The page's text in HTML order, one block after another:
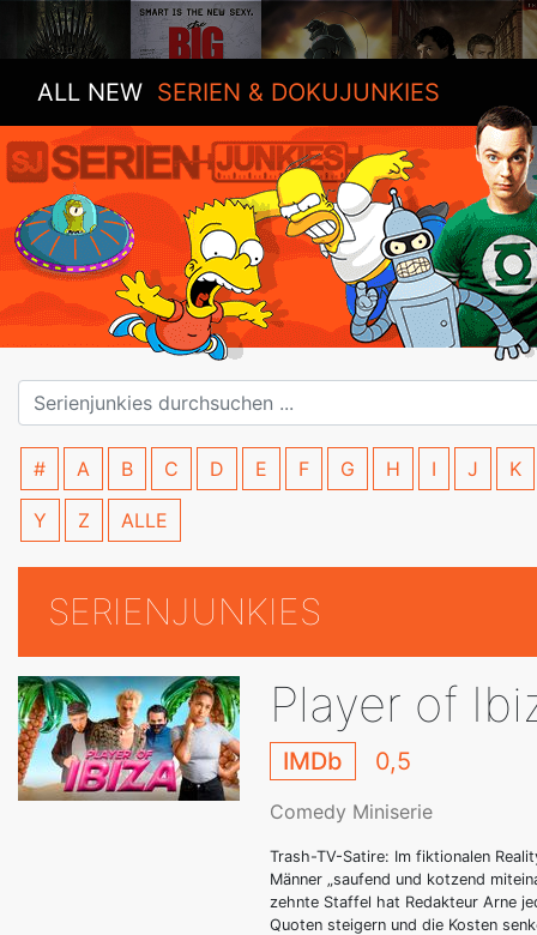
ALL NEW SERIEN & DOKUJUNKIES
# A B C D E F G H I J K
Y Z ALLE
SERIENJUNKIES
Player of
IMDb 0,5
Comedy Miniserie
Trash-TV-Satire: Im fiktionalen
Männer „saufend und kotzend
zehnte Staffel hat Redakteur Arne
Quoten steigern und die Kosten